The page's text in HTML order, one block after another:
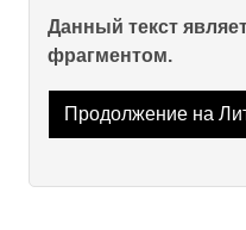
Данный текст
фрагментом.
Продолжение на